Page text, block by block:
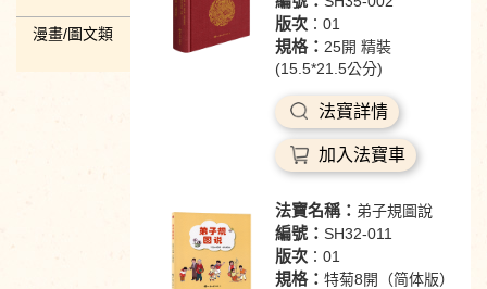
漫畫/圖文類
版次：01
規格： 25開 精裝
(15.5*21.5公分)
法寶詳情
加入法寶車
法寶名稱： 弟子規圖說
編號： SH32-011
版次：01
規格： 特菊8開（简体版）